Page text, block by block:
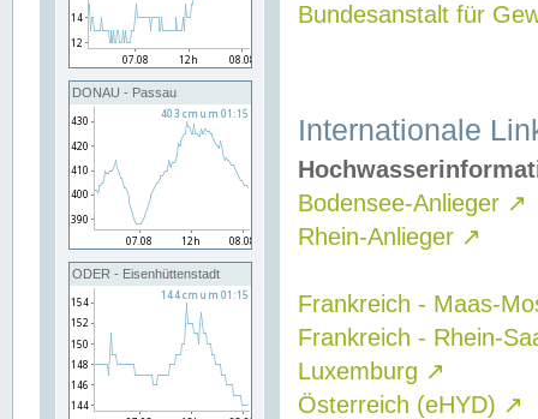
DONAU - Passau
ODER - Eisenhüttenstadt
Bundesanstalt für
Internationale
Bodensee-Anlieger ↗
Rhein-Anlieger ↗
Frankreich - Maas-
Frankreich - Rhein-
Luxemburg ↗
Österreich (eHYD) ↗